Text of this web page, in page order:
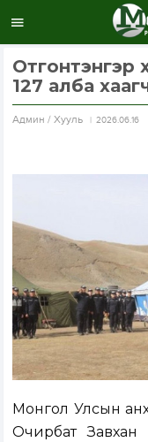
Отгонтэнгэр
127 алба
Aдмин / Хууль 2026.06.16
Монгол Улсын
Очирбат